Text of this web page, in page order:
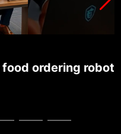
news